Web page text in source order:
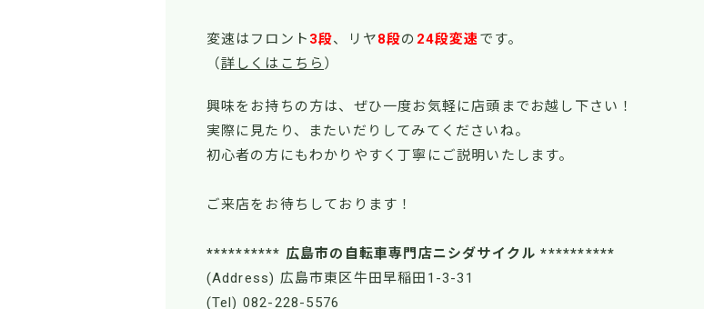
変速はフロント 3段、リヤ8段の 24段変速 です。
（詳しくはこちら ）
興味をお持ちの方は、ぜひ一度お気軽に店頭までお越し下さい！
実際に見たり、またいだりしてみてくださいね。
初心者の方にもわかりやすく丁寧にご説明いたします。
ご来店をお待ちしております！
********** 広島市の自転車専門店ニシダサイクル **********
(Address) 広島市東区牛田早稲田1-3-31
(Tel) 082-228-5576